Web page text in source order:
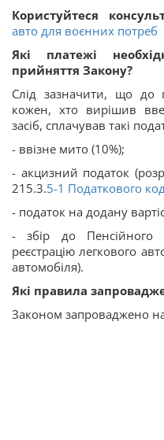
Користуйтеся
авто для воєнних потреб
Які платежі
прийняття Закону?
Слід зазначити, що до
кожен, хто вирішив
засіб, сплачував такі
- ввізне мито (10%);
- акцизний податок
215.3.5-1 Податкового
- податок на додану
- збір до
реєстрацію легкового
автомобіля).
Які правила
Законом запроваджено